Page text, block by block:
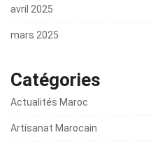
avril 2025
mars 2025
Catégories
Actualités Maroc
Artisanat Marocain